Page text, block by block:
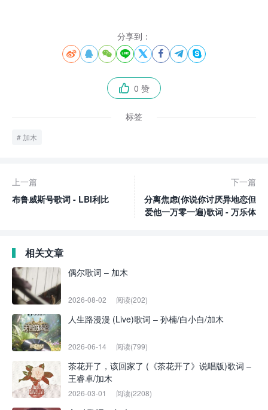
分享到：
       
 0 赞
标签
加木
上一篇
布鲁威斯号歌词 - LBI利比
下一篇
分离焦虑(你说你讨厌异地恋但
爱他一万零一遍)歌词 - 万乐体
相关文章
偶尔歌词 – 加木
2026-08-02 阅读(202)
人生路漫漫 (Live)歌词 – 孙楠/白小白/加木
2026-06-14 阅读(799)
茶花开了，该回家了 (《茶花开了》说唱版)歌词 –
王睿卓/加木
2026-03-01 阅读(2208)